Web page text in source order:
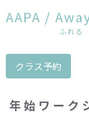
AAPA /
ふれ
クラス予約
年始ワー